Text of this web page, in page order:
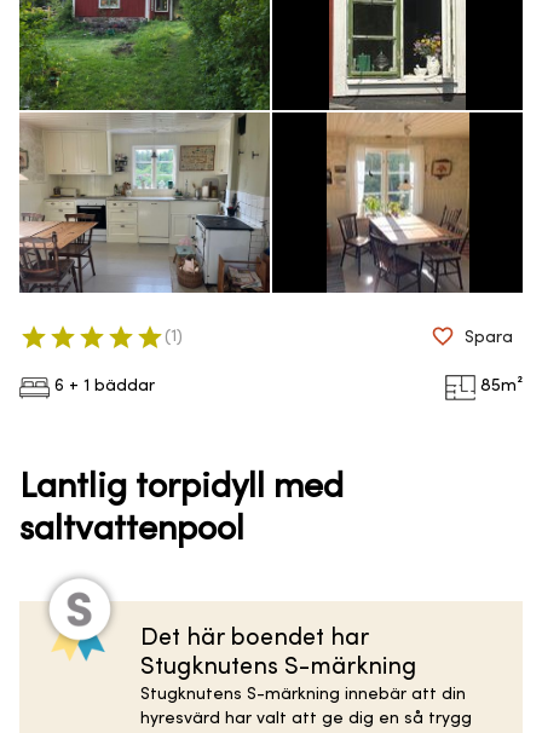
6 + 1 bäddar 85m²
( 1 ) Spara
Lantlig torpidyll med
saltvattenpool
Det här boendet har
Stugknutens S-märkning
Stugknutens S-märkning innebär att din
hyresvärd har valt att ge dig en så trygg